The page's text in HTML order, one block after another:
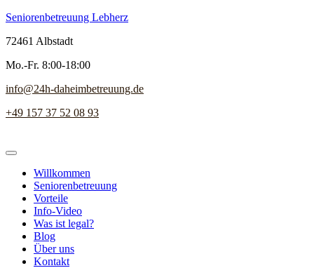
Seniorenbetreuung Lebherz
72461 Albstadt
Mo.-Fr. 8:00-18:00
info@24h-daheimbetreuung.de
+49 157 37 52 08 93
Willkommen
Seniorenbetreuung
Vorteile
Info-Video
Was ist legal?
Blog
Über uns
Kontakt